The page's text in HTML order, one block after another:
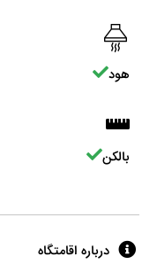
هود
بالکن
درباره اقامتگاه